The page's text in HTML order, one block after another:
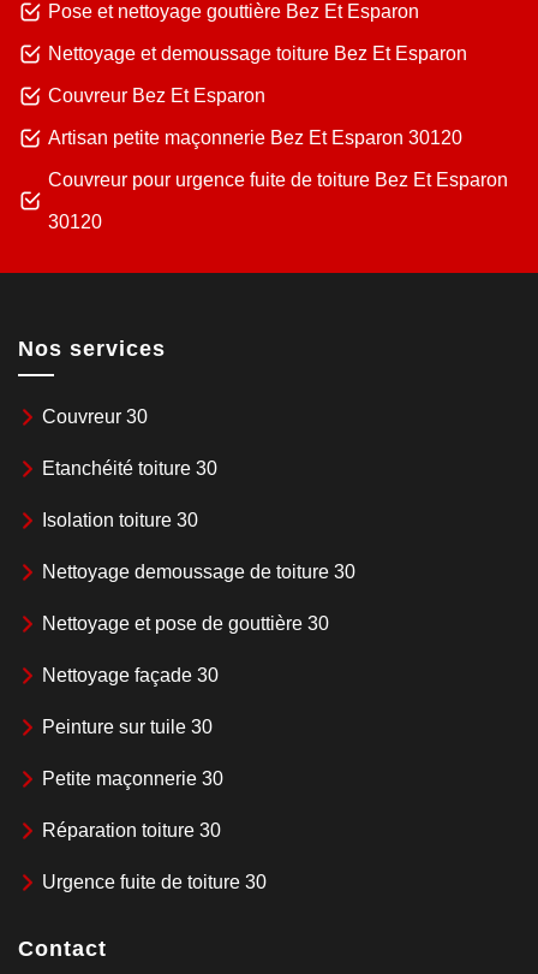
Pose et nettoyage gouttière Bez Et Esparon
Nettoyage et demoussage toiture Bez Et Esparon
Couvreur Bez Et Esparon
Artisan petite maçonnerie Bez Et Esparon 30120
Couvreur pour urgence fuite de toiture Bez Et Esparon
30120
Nos services
Couvreur 30
Etanchéité toiture 30
Isolation toiture 30
Nettoyage demoussage de toiture 30
Nettoyage et pose de gouttière 30
Nettoyage façade 30
Peinture sur tuile 30
Petite maçonnerie 30
Réparation toiture 30
Urgence fuite de toiture 30
Contact